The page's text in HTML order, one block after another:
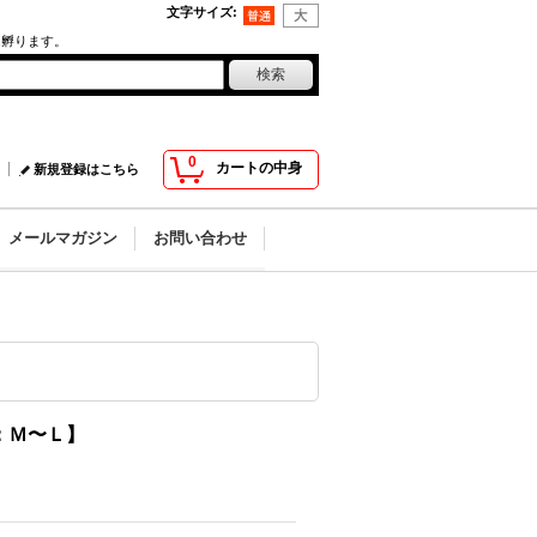
ります。
文字サイズ:
0 カートの中身
新規登録はこちら
メールマガジン お問い合わせ
〜Ｌ】